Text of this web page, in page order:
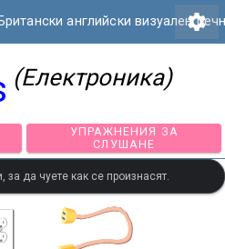
Британски английски визуаленsettings
(Електроника)
УПРАЖНЕНИЯ
СЛУШАНЕ
да чуете как се произнасят.